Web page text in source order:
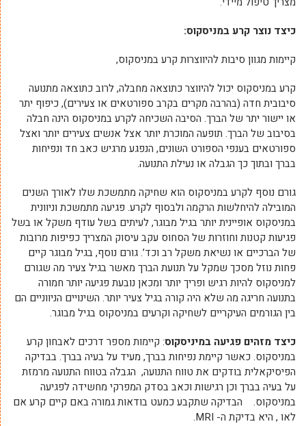
כיצד נוצר קרע במניסקוס:
קיימות מגוון סיבות להיווצרות קרע במניסקוס,
קרע במניסקוס יכול להיווצר כתוצאה מחבלה, לרוב כתוצאה מתנועה
סיבובית חדה (בהרבה מקרים בקרב ספורטאים או צעירים), כיפוף יתר
או יישור יתר של הברך. הסיבה השכיחה לקרע במניסקוס הינה חבלה
בסיבוב של הברך. תופעה המוכרת יותר אצל אנשים צעירים יותר ואצל
ספורטאים בענפי הספורט השונים, הנפגע מרגיש כאב חד ונפיחות
בברך ובתוך כך הגבלה או נעילת התנועה.
גורם נוסף לקרע במניסקוס הוא שחיקה מתמשכת שלו לאורך השנים
המובילה להיחלשות הרקמה ולבסוף לקרע. פגיעה מתמשכת וניוונית
במניסקוס אופיינית יותר בגיל מבוגר, לעיתים בשל עודף משקל או בשל
פגיעות קטנות וחוזרות של הסחוס עקב עיסוק המצריך כפיפות מרובות
של הברכיים או נשיאת משקל רב וכד’. גורם נוסף, בגיל מבוגר קיים
פחות נוזל מסכך שמקל על תנועת הברך מאשר בגיל צעיר מה שגורם
למניסקוס להיות רגיש ופריך יותר ומכאן נובעת פגיעה יותר חמורה
בתנועה חריגה מה שלא היה קורה בגיל צעיר יותר. השינויים הניווניים הם
בין הגורמים העיקריים לשחיקה וקרעים במניסקוס בגיל מבוגר.
כיצד מזהים פגיעה במיניסקוס: קיימות מספר דרכים לאבחון קרע
במניסקוס. כאשר קיימת נפיחות בברך, מעיד על בעיה בברך. בבדיקה
הפיסיקאלית בודקים את טווח התנועה, הגבלה בטווח התנועה מרמזת
על בעיה בברך וכן רגישות וכאב בסדק המפרקי מחשידה לפגיעה
במניסקוס. הבדיקה שתקבע כמעט בודאות גמורה באם קיים קרע אם
לאו , היא בדיקת ה- MRI.